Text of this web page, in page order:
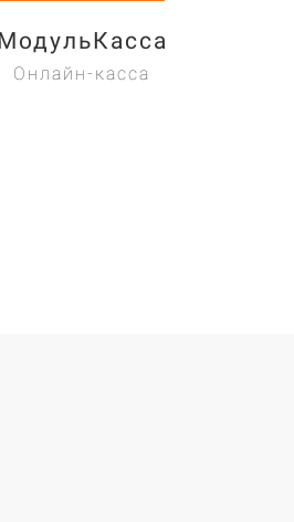
Онлайн-касса